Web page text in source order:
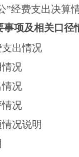
”经费支出决算
事项及相关口径
出情况
情况
况
况
况说明